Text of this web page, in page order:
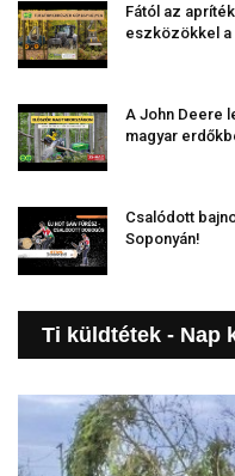
Fától az
eszközökkel a
A John Deere
magyar
Csalódott
Soponyán!
Ti küldtétek - Nap